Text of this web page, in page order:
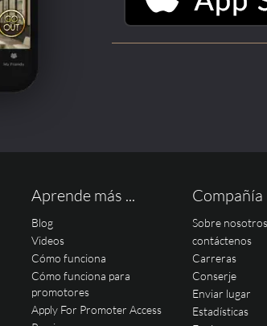
Aprende más ...
Blog
Videos
Cómo funciona
Cómo funciona para
promotores
Apply For Promoter Access
Compañía
Sobre nosotros
contáctenos
Carreras
Conserje
Enviar lugar
Estadísticas